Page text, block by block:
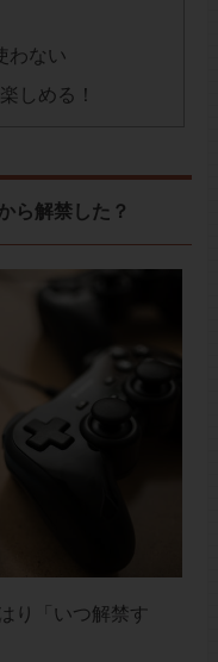
わない
しめる！
ら解禁した？
り「いつ解禁す